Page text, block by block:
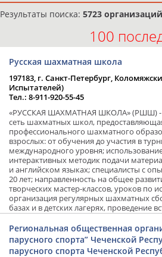
Результаты поиска: 5723 организаций
100
Русская шахматная школа
197183, г. Санкт-Петербург,
Испытателей)
Тел.: 8-911-920-55-45
«РУССКАЯ ШАХМАТНАЯ ШКОЛА» (РШШ) -
сеть шахматных школ,
профессионального шахматного
взрослых: от обучения до участия в
международного уровня;
интерактивных методик подачи
и английском языках; специалисты с
20 лет; направленность на общее
творческих мастер-классов, уроков по
организация регулярных шахматных
базах и в детских лагерях, проведение
шахматистами; корпоративное
форме вебинаров и индивидуальных
российских и международных тренеров,
онлайн трансляция мероприятий и
Региональная общественная
парусного спорта” Чеченской
парусного спорта Чеченской